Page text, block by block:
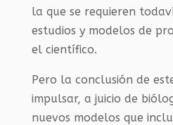
la que se requieren
estudios y modelos de
el científico.
Pero la conclusión de
impulsar, a juicio de
nuevos modelos que